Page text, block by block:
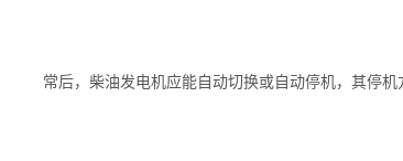
常后，柴油发电机应能自动切换或自动停机，其停机